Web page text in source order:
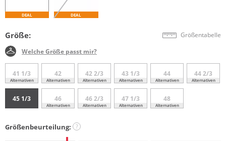
DEAL DEAL
Größe: Größentabelle
Welche Größe passt mir?
41 1/3
Alternativen
42
Alternativen
42 2/3
Alternativen
43 1/3
Alternativen
44
Alternativen
44 2/3
Alternativen
45 1/3 46
Alternativen
46 2/3
Alternativen
47 1/3
Alternativen
48
Alternativen
Größenbeurteilung: ?